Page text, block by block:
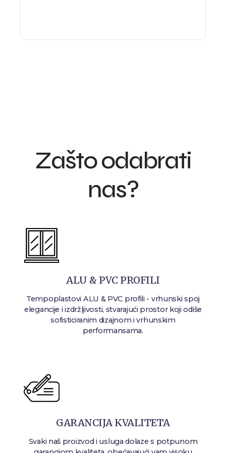
Zašto odabrati
nas?
ALU & PVC PROFILI
Tempoplastovi ALU & PVC profili - vrhunski spoj
elegancije i izdržljivosti, stvarajući prostor koji odiše
sofisticiranim dizajnom i vrhunskim
performansama.
GARANCIJA KVALITETA
Svaki naš proizvod i usluga dolaze s potpunom